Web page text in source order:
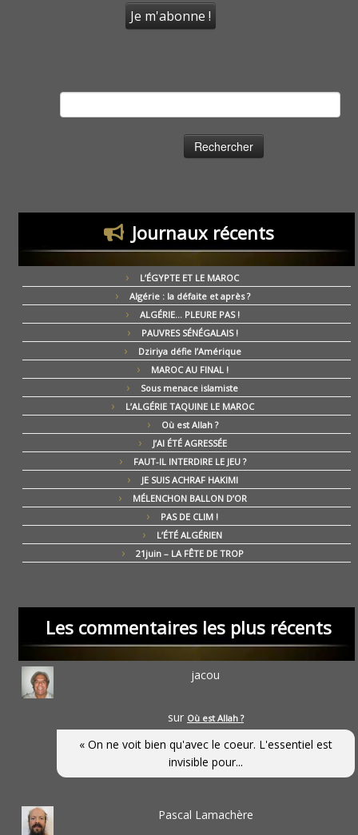
Journaux récents
L’ÉGYPTE ET LE MAROC
Algérie : la défaite et après ?
ALGÉRIE… PLEURE PAS !
PAUVRES SÉNÉGALAIS !
Dziriya défie l’Amérique
MAROC AU FINAL !
Sous menace islamiste
L’ALGÉRIE TAQUINE LE MAROC
Où est Allah ?
J’AI ÉTÉ AGRESSÉE
FAUT-IL INTERDIRE LE JEU ?
JE SUIS ACHRAF HAKIMI
MÉLENCHON BALLON D’OR
PAS DE CLIM !
L’ÉTÉ ALGÉRIEN
21juin – LA FÊTE DE TROP
Les commentaires les plus récents
jacou
sur Où est Allah ?
« On ne voit bien qu'avec le coeur. L'essentiel est
invisible pour...
Pascal Lamachère